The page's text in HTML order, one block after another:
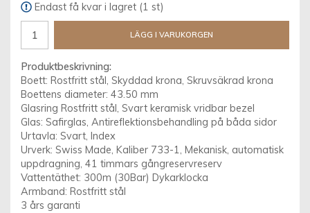
Endast få kvar i lagret (1 st)
LÄGG I VARUKORGEN
Produktbeskrivning:
Boett: Rostfritt stål, Skyddad krona, Skruvsäkrad krona
Boettens diameter: 43.50 mm
Glasring Rostfritt stål, Svart keramisk vridbar bezel
Glas: Safirglas, Antireflektionsbehandling på båda sidor
Urtavla: Svart, Index
Urverk: Swiss Made, Kaliber 733-1, Mekanisk, automatisk
uppdragning, 41 timmars gångreservreserv
Vattentäthet: 300m (30Bar) Dykarklocka
Armband: Rostfritt stål
3 års garanti